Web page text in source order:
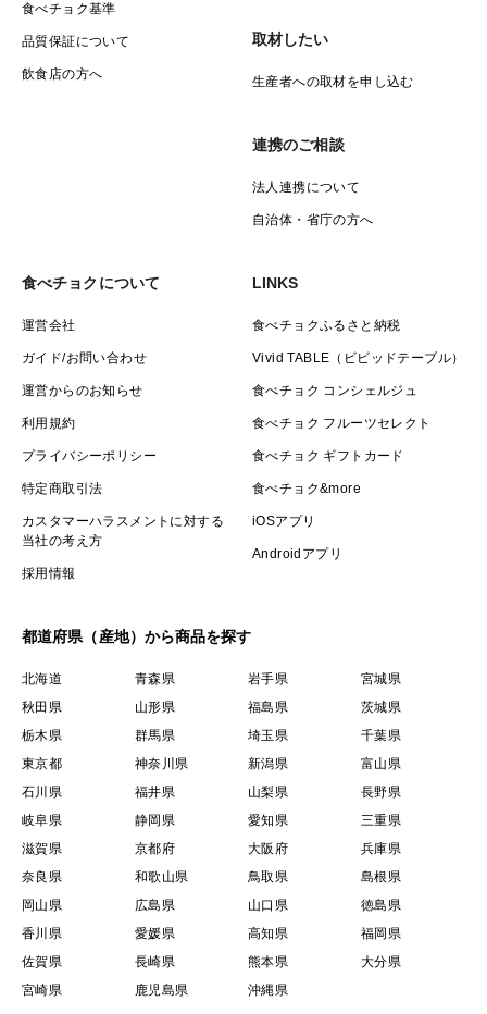
食べチョク基準
品質保証について
飲食店の方へ
取材したい
生産者への取材を申し込む
連携のご相談
法人連携について
自治体・省庁の方へ
食べチョクについて
運営会社
ガイド/お問い合わせ
運営からのお知らせ
利用規約
プライバシーポリシー
特定商取引法
カスタマーハラスメントに対する
当社の考え方
採用情報
LINKS
食べチョクふるさと納税
Vivid TABLE（ビビッドテーブル）
食べチョク コンシェルジュ
食べチョク フルーツセレクト
食べチョク ギフトカード
食べチョク&more
iOSアプリ
Androidアプリ
都道府県（産地）から商品を探す
北海道 青森県 岩手県
宮城県
秋田県
山形県 福島県
茨城県
栃木県
群馬県 埼玉県
千葉県
東京都
神奈川県 新潟県
富山県
石川県
福井県 山梨県
長野県
岐阜県
静岡県 愛知県
三重県
滋賀県
京都府 大阪府
兵庫県
奈良県
和歌山県 鳥取県
島根県
岡山県
広島県 山口県
徳島県
香川県
愛媛県 高知県
福岡県
佐賀県
長崎県 熊本県
大分県
宮崎県
鹿児島県 沖縄県